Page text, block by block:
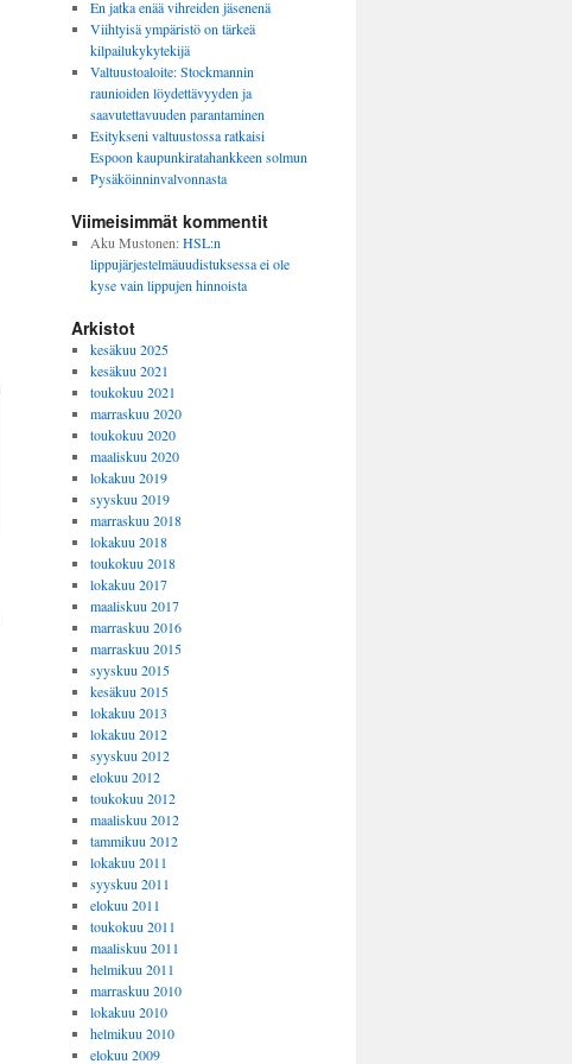
En jatka enää vihreiden jäsenenä
Viihtyisä ympäristö on tärkeä
kilpailukykytekijä
Valtuustoaloite: Stockmannin
raunioiden löydettävyyden ja
saavutettavuuden parantaminen
Esitykseni valtuustossa ratkaisi
Espoon kaupunkiratahankkeen solmun
Pysäköinninvalvonnasta
Viimeisimmät kommentit
Aku Mustonen:HSL:n
lippujärjestelmäuudistuksessa ei ole
kyse vain lippujen hinnoista
Arkistot
kesäkuu 2025
kesäkuu 2021
toukokuu 2021
marraskuu 2020
toukokuu 2020
maaliskuu 2020
lokakuu 2019
syyskuu 2019
marraskuu 2018
lokakuu 2018
toukokuu 2018
lokakuu 2017
maaliskuu 2017
marraskuu 2016
marraskuu 2015
syyskuu 2015
kesäkuu 2015
lokakuu 2013
lokakuu 2012
syyskuu 2012
elokuu 2012
toukokuu 2012
maaliskuu 2012
tammikuu 2012
lokakuu 2011
syyskuu 2011
elokuu 2011
toukokuu 2011
maaliskuu 2011
helmikuu 2011
marraskuu 2010
lokakuu 2010
helmikuu 2010
elokuu 2009